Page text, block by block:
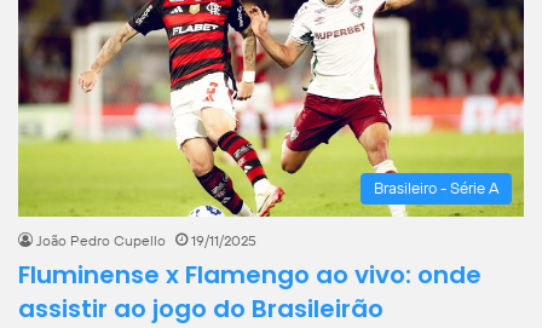
Brasileiro - Série A
João Pedro Cupello 19/11/2025
Fluminense x Flamengo ao vivo: onde
assistir ao jogo do Brasileirão